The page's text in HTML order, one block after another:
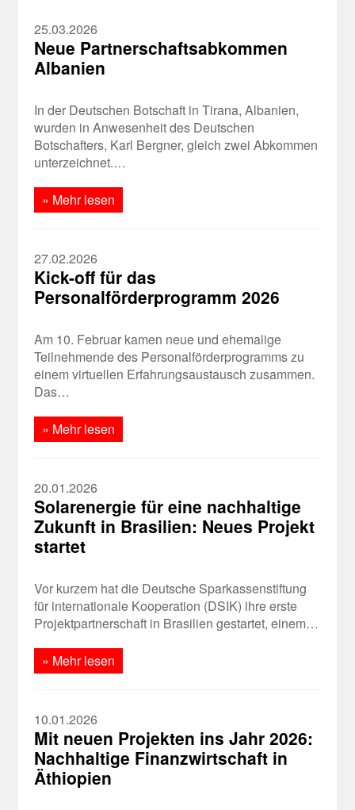
25.03.2026
Neue Partnerschaftsabkommen
Albanien
In der Deutschen Botschaft in Tirana, Albanien,
wurden in Anwesenheit des Deutschen
Botschafters, Karl Bergner, gleich zwei Abkommen
unterzeichnet.…
» Mehr lesen
27.02.2026
Kick-off für das
Personalförderprogramm 2026
Am 10. Februar kamen neue und ehemalige
Teilnehmende des Personalförderprogramms zu
einem virtuellen Erfahrungsaustausch zusammen.
Das…
» Mehr lesen
20.01.2026
Solarenergie für eine nachhaltige
Zukunft in Brasilien: Neues Projekt
startet
Vor kurzem hat die Deutsche Sparkassenstiftung
für internationale Kooperation (DSIK) ihre erste
Projektpartnerschaft in Brasilien gestartet, einem…
» Mehr lesen
10.01.2026
Mit neuen Projekten ins Jahr 2026:
Nachhaltige Finanzwirtschaft in
Äthiopien